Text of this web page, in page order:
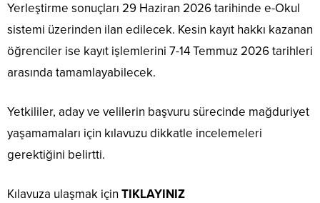
Yerleştirme sonuçları 29 Haziran 2026 tarihinde e-Okul
sistemi üzerinden ilan edilecek. Kesin kayıt hakkı kazanan
öğrenciler ise kayıt işlemlerini 7-14 Temmuz 2026 tarihleri
arasında tamamlayabilecek.
Yetkililer, aday ve velilerin başvuru sürecinde mağduriyet
yaşamamaları için kılavuzu dikkatle incelemeleri
gerektiğini belirtti.
Kılavuza ulaşmak için TIKLAYINIZ